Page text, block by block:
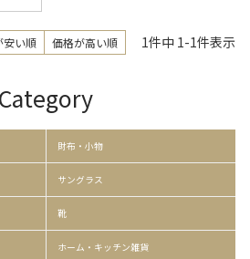
安い順 価格が高い順 1件中 1-1件表示
Category
財布・小物
サングラス
靴
ホーム・キッチン雑貨